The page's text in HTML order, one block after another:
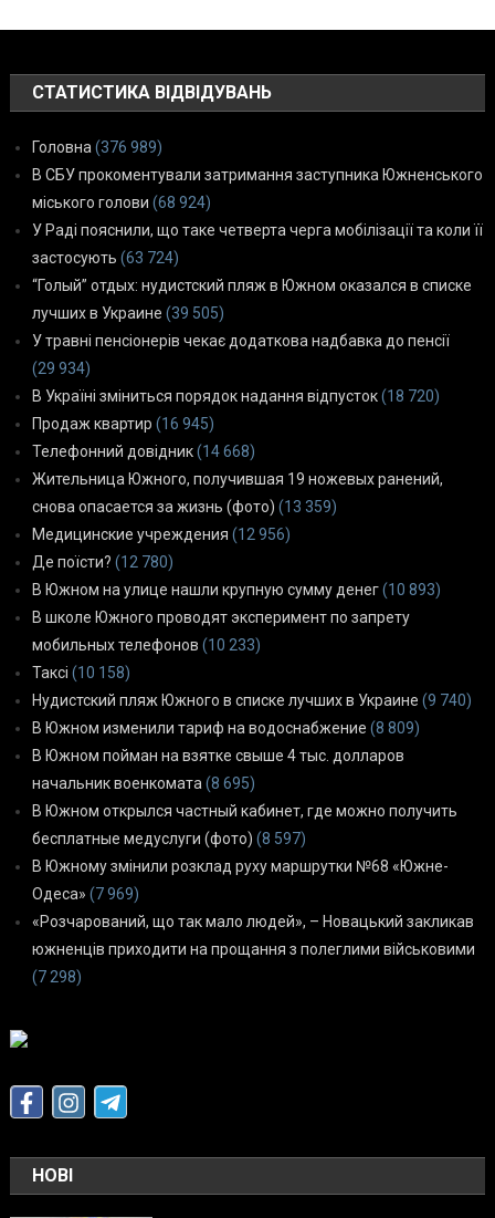
СТАТИСТИКА ВІДВІДУВАНЬ
Головна (376 989)
В СБУ прокоментували затримання заступника Южненського
міського голови (68 924)
У Раді пояснили, що таке четверта черга мобілізації та коли її
застосують (63 724)
“Голый” отдых: нудистский пляж в Южном оказался в списке
лучших в Украине (39 505)
У травні пенсіонерів чекає додаткова надбавка до пенсії
(29 934)
В Україні зміниться порядок надання відпусток(18 720)
Продаж квартир (16 945)
Телефонний довідник(14 668)
Жительница Южного, получившая 19 ножевых ранений,
снова опасается за жизнь (фото) (13 359)
Медицинские учреждения (12 956)
Де поїсти? (12 780)
В Южном на улице нашли крупную сумму денег(10 893)
В школе Южного проводят эксперимент по запрету
мобильных телефонов (10 233)
Таксі (10 158)
Нудистский пляж Южного в списке лучших в Украине (9 740)
В Южном изменили тариф на водоснабжение (8 809)
В Южном пойман на взятке свыше 4 тыс. долларов
начальник военкомата (8 695)
В Южном открылся частный кабинет, где можно получить
бесплатные медуслуги (фото) (8 597)
В Южному змінили розклад руху маршрутки №68 «Южне-
Одеса» (7 969)
«Розчарований, що так мало людей», – Новацький закликав
южненців приходити на прощання з полеглими військовими
(7 298)
НОВІ